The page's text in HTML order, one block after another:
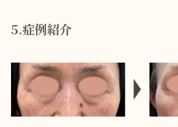
5.症例紹介